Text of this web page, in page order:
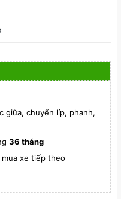
giữa, chuyển líp, phanh,
36 tháng
mua xe tiếp theo